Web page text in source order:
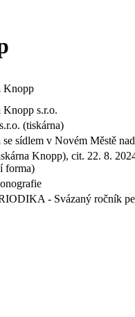
Knopp
Knopp s.r.o.
(tiskárna)
se sídlem v Novém Městě
Knopp), cit. 22. 8.
forma)
- Svázaný ročník